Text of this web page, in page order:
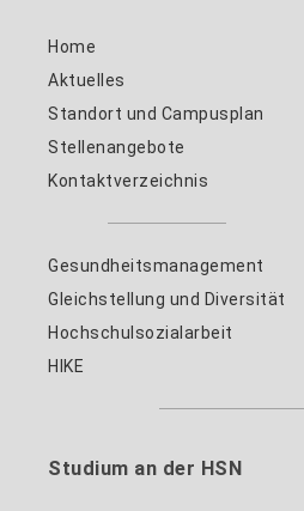
Home
Aktuelles
Standort und Campusplan
Stellenangebote
Kontaktverzeichnis
Gesundheitsmanagement
Gleichstellung und Diversität
Hochschulsozialarbeit
HIKE
Studium an der HSN